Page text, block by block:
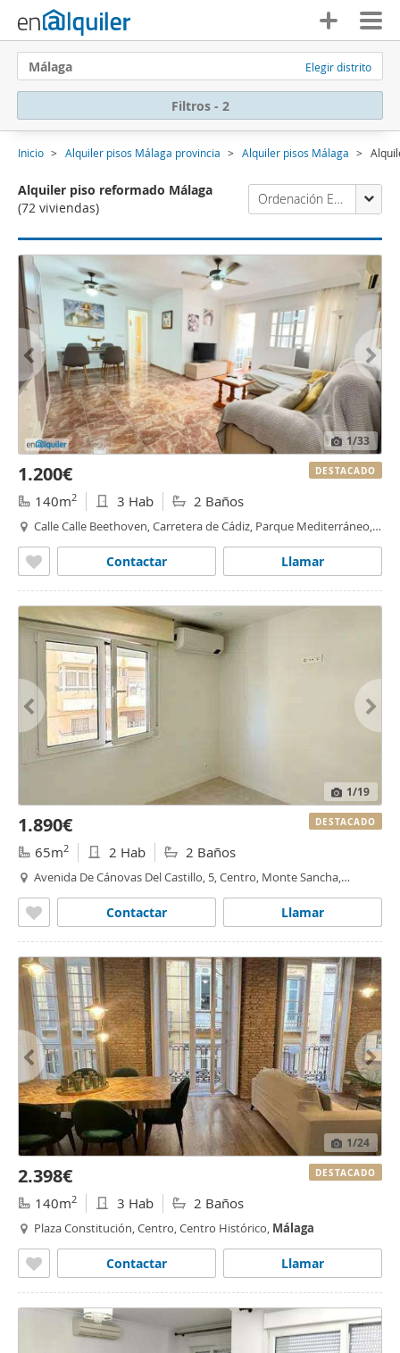
Málaga Elegir distrito
Filtros - 2
Inicio Alquiler pisos Málaga provincia Alquiler pisos Málaga
Alquiler piso reformado Málaga
(72 viviendas)
Ordenación Enalquiler
1/33
1.200€
140m2 3 Hab 2 Baños
Calle Calle Beethoven, Carretera de Cádiz, Parque Mediterráneo,
Llamar
Contactar
DESTACADO
1/19
1.890€
65m2 2 Hab 2 Baños
Avenida De Cánovas Del Castillo, 5, Centro, Monte Sancha,
Llamar
Contactar
DESTACADO
1/24
2.398€
140m2 3 Hab 2 Baños
Plaza Constitución, Centro, Centro Histórico, Málaga
Llamar
Contactar
DESTACADO